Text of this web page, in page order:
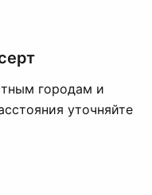
городам и
уточняйте